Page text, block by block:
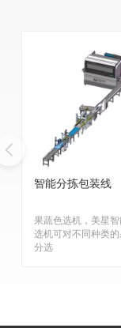
智能分拣包装线
果蔬色选机，美星
选机可对不同种类
分选